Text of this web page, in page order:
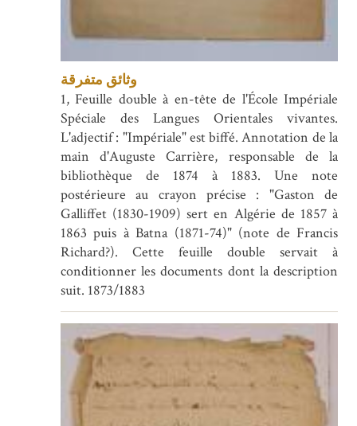
وثائق متفرقة
1, Feuille double à en-tête de l'École Impériale
Spéciale des Langues Orientales vivantes.
L'adjectif : "Impériale" est biffé. Annotation de la
main d'Auguste Carrière, responsable de la
bibliothèque de 1874 à 1883. Une note
postérieure au crayon précise : "Gaston de
Galliffet (1830-1909) sert en Algérie de 1857 à
1863 puis à Batna (1871-74)" (note de Francis
Richard?). Cette feuille double servait à
conditionner les documents dont la description
suit. 1873/1883